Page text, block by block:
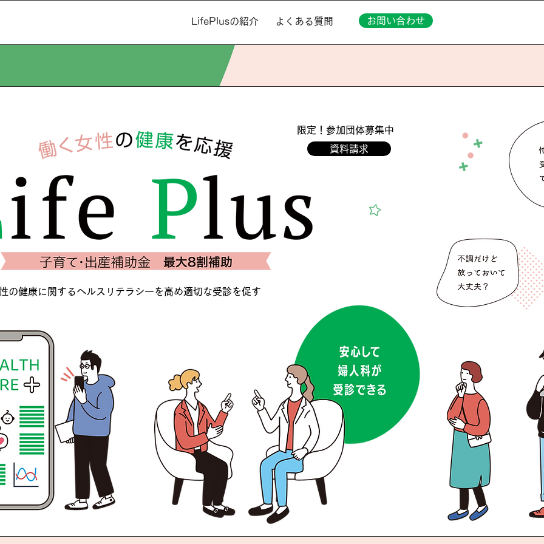
LifePlusの紹介 よくある質問 お問い合わせ
限定！参加団体募集中
資料請求
の健康に関するヘルスリテラシーを高め適切な受診を促す